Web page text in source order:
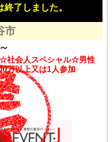
了しました。
市
社会人スペシャル☆男性
万以上又は1人参加